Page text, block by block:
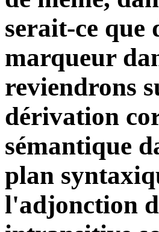
serait-ce que
marqueur
reviendrons
dérivation
sémantique
plan
l'adjonction